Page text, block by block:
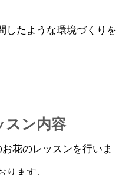
したような環境づくりを
スン内容
花のレッスンを行いま
ます。